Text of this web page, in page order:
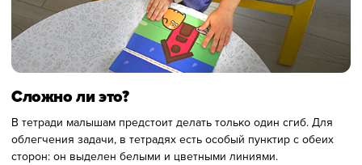
Сложно ли это?
В тетради малышам предстоит делать только один сгиб. Для
облегчения задачи, в тетрадях есть особый пунктир с обеих
сторон: он выделен белыми и цветными линиями.